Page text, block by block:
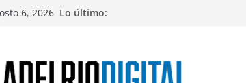
6, 2026 Lo último: